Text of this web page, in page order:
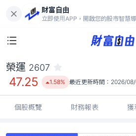
財富自由
立即使用APP，開啟您的股市智慧導
47.25
1.58%
榮運 2607
47.25 1.58% 最近更新時間： 2026/
個股概覽 財務報表 獲